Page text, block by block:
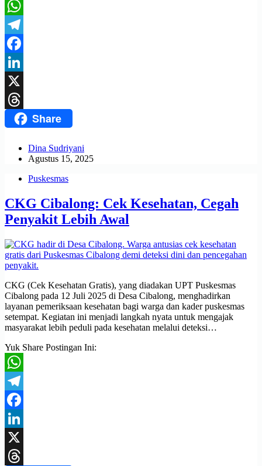
WhatsApp
Telegram
Facebook
LinkedIn
X
ThreadsShare
Dina Sudriyani
Agustus 15, 2025
Puskesmas
CKG Cibalong: Cek Kesehatan, Cegah
Penyakit Lebih Awal
CKG (Cek Kesehatan Gratis), yang diadakan UPT Puskesmas
Cibalong pada 12 Juli 2025 di Desa Cibalong, menghadirkan
layanan pemeriksaan kesehatan bagi warga dan kader puskesmas
setempat. Kegiatan ini menjadi langkah nyata untuk mengajak
masyarakat lebih peduli pada kesehatan melalui deteksi…
Yuk Share Postingan Ini:
WhatsApp
Telegram
Facebook
LinkedIn
X